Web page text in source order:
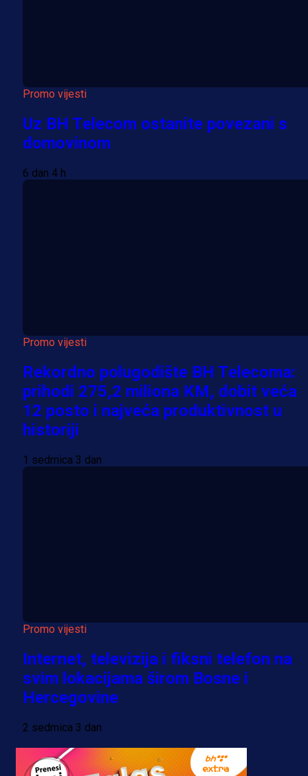
Promo vijesti
Uz BH Telecom ostanite povezani s
domovinom
6 dan 4 h
Promo vijesti
Rekordno polugodište BH Telecoma:
prihodi 275,2 miliona KM, dobit veća
12 posto i najveća produktivnost u
historiji
1 sedmica 3 dan
Promo vijesti
Internet, televizija i fiksni telefon na
svim lokacijama širom Bosne i
Hercegovine
2 sedmica 3 dan